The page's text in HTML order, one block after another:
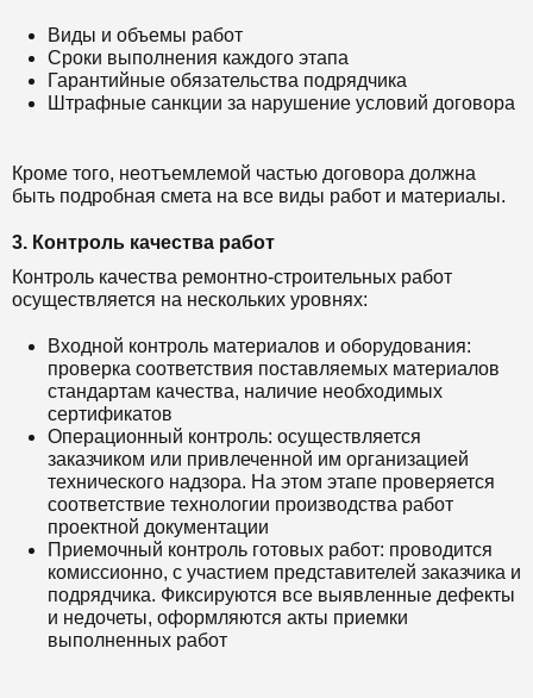
Виды и объемы работ
Сроки выполнения каждого этапа
Гарантийные обязательства подрядчика
Штрафные санкции за нарушение условий договора
Кроме того, неотъемлемой частью договора должна
быть подробная смета на все виды работ и материалы.
3. Контроль качества работ
Контроль качества ремонтно-строительных работ
осуществляется на нескольких уровнях:
Входной контроль материалов и оборудования:
проверка соответствия поставляемых материалов
стандартам качества, наличие необходимых
сертификатов
Операционный контроль: осуществляется
заказчиком или привлеченной им организацией
технического надзора. На этом этапе проверяется
соответствие технологии производства работ
проектной документации
Приемочный контроль готовых работ: проводится
комиссионно, с участием представителей заказчика и
подрядчика. Фиксируются все выявленные дефекты
и недочеты, оформляются акты приемки
выполненных работ